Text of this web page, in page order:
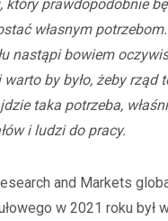
który prawdopodobnie
własnym potrzebom.
nastąpi bowiem
by było, żeby rząd
taka potrzeba,
i ludzi do pracy.
and Markets
w 2021 roku był